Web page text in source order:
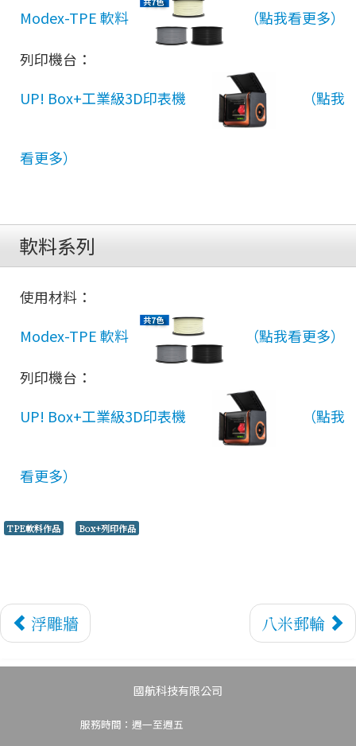
品
集
Modex-TPE 軟料
列印機台：
UP! Box+工業級3D印表機
軟料系列
使用材料：
Modex-TPE 軟料
列印機台：
UP! Box+工業級3D印表機
TPE軟料作品 Box+列印作品
浮雕牆 八米郵輪
國航科技有限公司
服務時間：週一至週五